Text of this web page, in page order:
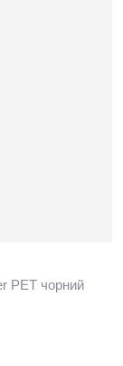
PET чорний